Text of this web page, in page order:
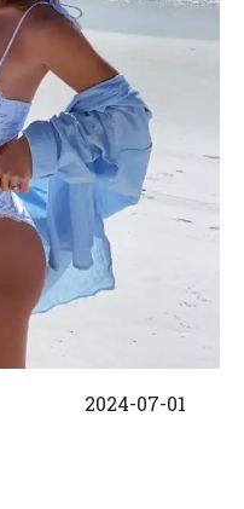
2024-07-01